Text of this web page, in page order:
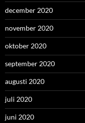
december 2020
november 2020
oktober 2020
september 2020
augusti 2020
juli 2020
juni 2020